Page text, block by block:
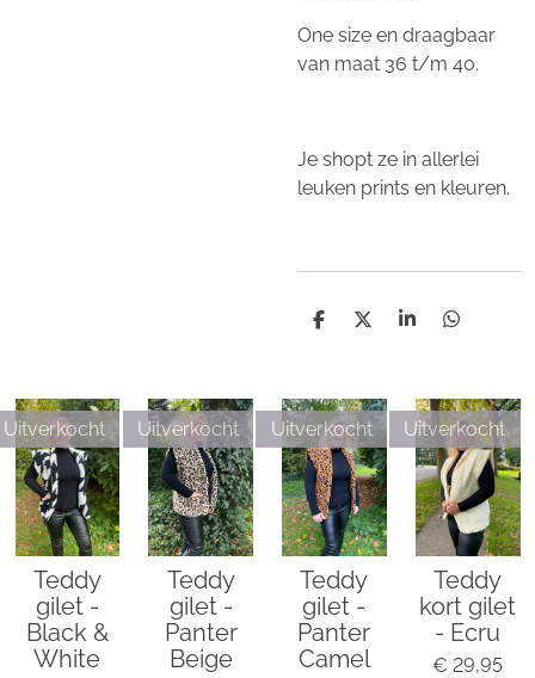
One size en draagbaar
van maat 36 t/m 40.
Je shopt ze in allerlei
leuken prints en kleuren.
D
n
D
S
e
D
n
Uitverkocht
Teddy
gilet -
Black &
White
Uitverkocht
Teddy
gilet -
Panter
Beige
Uitverkocht
Teddy
gilet -
Panter
Camel
Uitverkocht
Teddy
kort gilet
- Ecru
€ 29,95